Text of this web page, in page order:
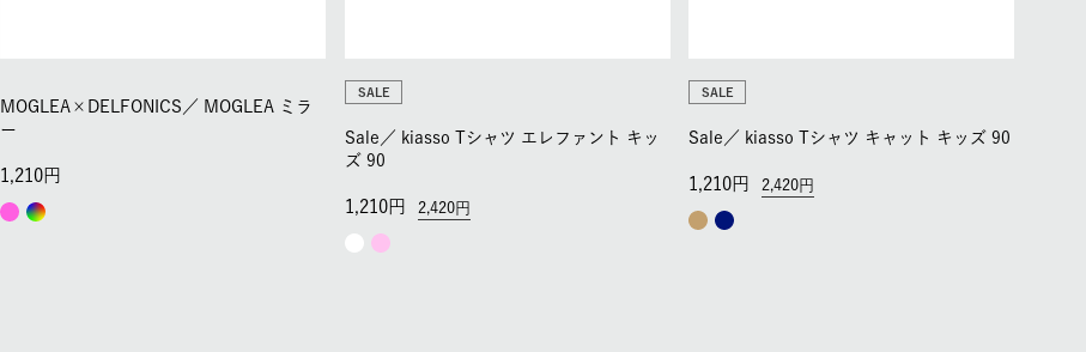
MOGLEA×DELFONICS／
MOGLEA ミラ
ー
1,210
SALE
Sale／ kiasso Tシャツ エレファント キッ
ズ 90
2,420
1,210
SALE
Sale／ kiasso Tシャツ キャット キッズ 90
2,420
1,210